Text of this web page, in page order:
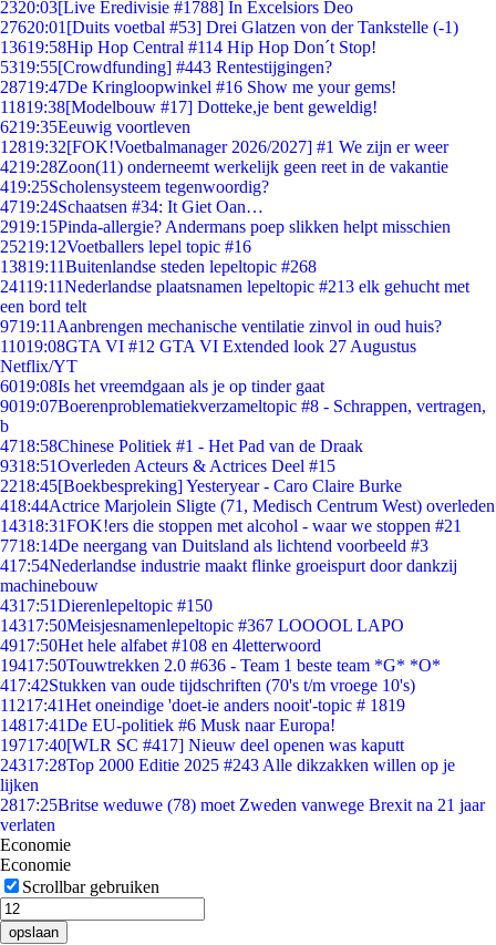
2320:03[Live Eredivisie #1788] In Excelsiors Deo
27620:01 [Duits voetbal #53] Drei Glatzen von der Tankstelle (-1)
13619:58Hip Hop Central #114 Hip Hop Don´t Stop!
5319:55[Crowdfunding] #443 Rentestijgingen?
28719:47De Kringloopwinkel #16 Show me your gems!
11819:38[Modelbouw #17] Dotteke,je bent geweldig!
6219:35Eeuwig voortleven
12819:32[FOK!Voetbalmanager 2026/2027] #1 We zijn er weer
4219:28Zoon(11) onderneemt werkelijk geen reet in de vakantie
419:25Scholensysteem tegenwoordig?
4719:24Schaatsen #34: It Giet Oan…
2919:15Pinda-allergie? Andermans poep slikken helpt misschien
25219:12Voetballers lepel topic #16
13819:11Buitenlandse steden lepeltopic #268
24119:11Nederlandse plaatsnamen lepeltopic #213 elk gehucht met
een bord telt
9719:11 Aanbrengen mechanische ventilatie zinvol in oud huis?
11019:08GTA VI #12 GTA VI Extended look 27 Augustus
Netflix/YT
6019:08Is het vreemdgaan als je op tinder gaat
9019:07Boerenproblematiekverzameltopic #8 - Schrappen, vertragen,
b
4718:58Chinese Politiek #1 - Het Pad van de Draak
9318:51Overleden Acteurs & Actrices Deel #15
2218:45[Boekbespreking] Yesteryear - Caro Claire Burke
418:44Actrice Marjolein Sligte (71, Medisch Centrum West) overleden
14318:31FOK!ers die stoppen met alcohol - waar we stoppen #21
7718:14De neergang van Duitsland als lichtend voorbeeld #3
417:54Nederlandse industrie maakt flinke groeispurt door dankzij
machinebouw
4317:51Dierenlepeltopic #150
14317:50Meisjesnamenlepeltopic #367 LOOOOL LAPO
4917:50Het hele alfabet #108 en 4letterwoord
19417:50Touwtrekken 2.0 #636 - Team 1 beste team *G* *O*
417:42Stukken van oude tijdschriften (70's t/m vroege 10's)
11217:41Het oneindige 'doet-ie anders nooit'-topic # 1819
14817:41De EU-politiek #6 Musk naar Europa!
19717:40[WLR SC #417] Nieuw deel openen was kaputt
24317:28Top 2000 Editie 2025 #243 Alle dikzakken willen op je
lijken
2817:25Britse weduwe (78) moet Zweden vanwege Brexit na 21 jaar
verlaten
Economie
Economie
Scrollbar gebruiken
opslaan